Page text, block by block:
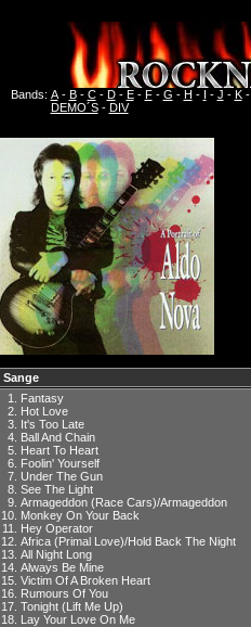
Bands: A- B- C- D- E- F- G - H - I - J - K-
DEMO´S- DIV
Sange
1. Fantasy
2. Hot Love
3. It's Too Late
4. Ball And Chain
5. Heart To Heart
6. Foolin' Yourself
7. Under The Gun
8. See The Light
9. Armageddon (Race Cars)/Armageddon
10. Monkey On Your Back
11. Hey Operator
12. Africa (Primal Love)/Hold Back The Night
13. All Night Long
14. Always Be Mine
15. Victim Of A Broken Heart
16. Rumours Of You
17. Tonight (Lift Me Up)
18. Lay Your Love On Me